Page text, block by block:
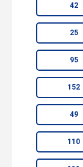
42
25
95
152
49
110